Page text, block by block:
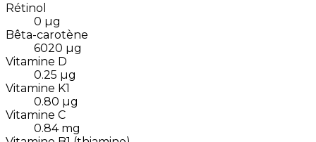
Rétinol
0 µg
Bêta-carotène
6020 µg
Vitamine D
0.25 µg
Vitamine K1
0.80 µg
Vitamine C
0.84 mg